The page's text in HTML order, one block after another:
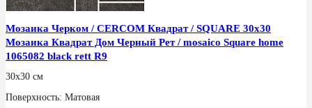
Мозаика Черком / CERCOM Квадрат / SQUARE 30x30
Мозаика Квадрат Дом Черный Рет / mosaico Square home
1065082 black rett R9
30x30 см
Поверхность: Матовая